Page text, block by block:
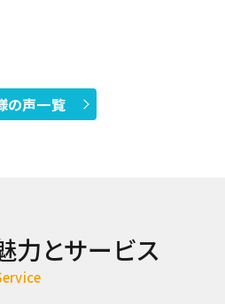
の声一覧
力とサービス